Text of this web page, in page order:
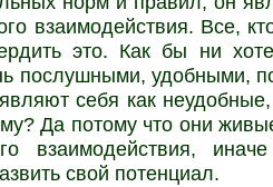
взаимодействия. Все,
это. Как бы ни
послушными, удобными,
себя как
Да потому что они
взаимодействия,
свой потенциал.